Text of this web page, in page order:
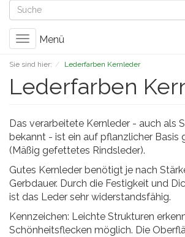
Toggle
Menü
Sie sind hier: Lederfarben Kernleder
Lederfarben
Das verarbeitete Kernleder - auch als
bekannt - ist ein auf pflanzlicher Basis
(Mäßig gefettetes Rindsleder).
Gutes Kernleder benötigt je nach
Gerbdauer. Durch die Festigkeit und
ist das Leder sehr widerstandsfähig.
Kennzeichen: Leichte Strukturen
Schönheitsflecken möglich. Die